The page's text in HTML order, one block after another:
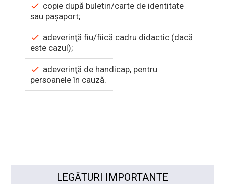
copie după buletin/carte de identitate
sau paşaport;
adeverinţă fiu/fiică cadru didactic (dacă
este cazul);
adeverinţă de handicap, pentru
persoanele în cauză.
LEGĂTURI IMPORTANTE